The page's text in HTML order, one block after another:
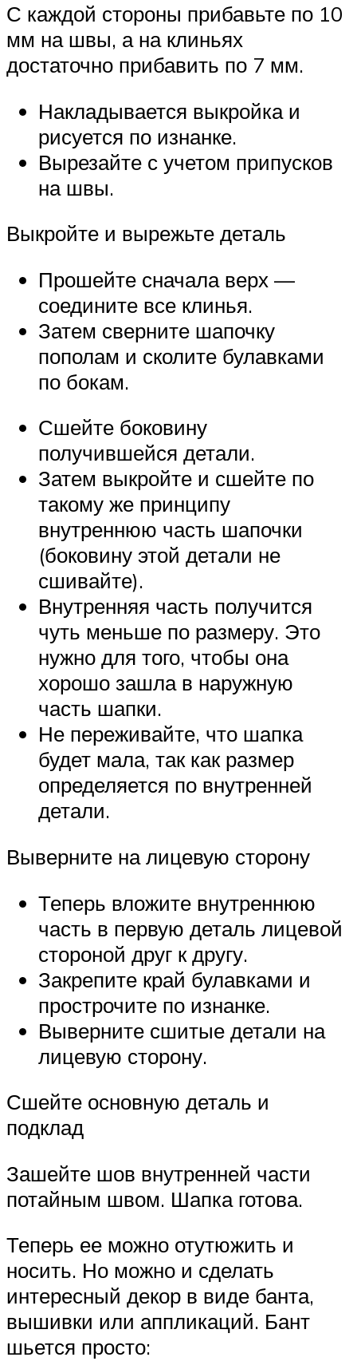
С каждой стороны прибавьте по 10
мм на швы, а на клиньях
достаточно прибавить по 7 мм.
Накладывается выкройка и
рисуется по изнанке.
Вырезайте с учетом припусков
на швы.
Выкройте и вырежьте деталь
Прошейте сначала верх —
соедините все клинья.
Затем сверните шапочку
пополам и сколите булавками
по бокам.
Сшейте боковину
получившейся детали.
Затем выкройте и сшейте по
такому же принципу
внутреннюю часть шапочки
(боковину этой детали не
сшивайте).
Внутренняя часть получится
чуть меньше по размеру. Это
нужно для того, чтобы она
хорошо зашла в наружную
часть шапки.
Не переживайте, что шапка
будет мала, так как размер
определяется по внутренней
детали.
Выверните на лицевую сторону
Теперь вложите внутреннюю
часть в первую деталь лицевой
стороной друг к другу.
Закрепите край булавками и
прострочите по изнанке.
Выверните сшитые детали на
лицевую сторону.
Сшейте основную деталь и
подклад
Зашейте шов внутренней части
потайным швом. Шапка готова.
Теперь ее можно отутюжить и
носить. Но можно и сделать
интересный декор в виде банта,
вышивки или аппликаций. Бант
шьется просто: